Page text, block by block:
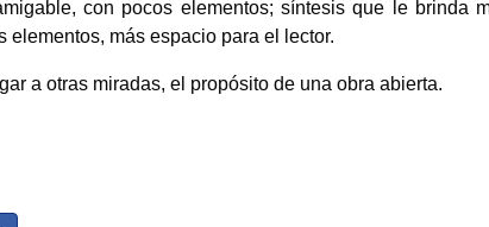
con pocos elementos; síntesis que le brinda
elementos, más espacio para el lector.
a otras miradas, el propósito de una obra abierta.